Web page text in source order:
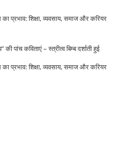
प्रभाव: शिक्षा, व्यवसाय, समाज और करियर
की पांच कविताएं – स्त्रीत्व बिम्ब दर्शाती हुई
प्रभाव: शिक्षा, व्यवसाय, समाज और करियर